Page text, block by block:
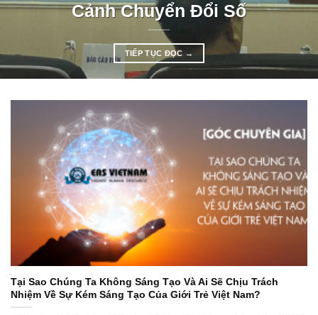
Cảnh Chuyển Đổi Số
TIẾP TỤC ĐỌC →
Tại Sao Chúng Ta Không Sáng Tạo Và Ai Sẽ Chịu Trách
Nhiệm Về Sự Kém Sáng Tạo Của Giới Trẻ Việt Nam?